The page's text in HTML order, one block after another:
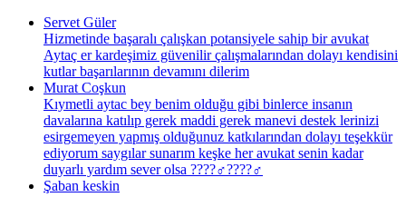
Servet Güler
Hizmetinde başaralı çalışkan potansiyele sahip bir avukat
Aytaç er kardeşimiz güvenilir çalışmalarından dolayı kendisini
kutlar başarılarının devamını dilerim
Murat Coşkun
Kıymetli aytac bey benim olduğu gibi binlerce insanın
davalarına katılıp gerek maddi gerek manevi destek lerinizi
esirgemeyen yapmış olduğunuz katkılarından dolayı teşekkür
ediyorum saygılar sunarım keşke her avukat senin kadar
duyarlı yardım sever olsa ????‍♂️????‍♂️
Şaban keskin